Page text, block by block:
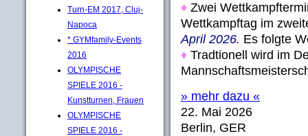
Turn-EM 2017, Cluj-
Napoca
* GYMfamily-Events
2016
OLYMPISCHE
SPIELE 2016 -
Kunstturnen, Frauen
OLYMPISCHE
SPIELE 2016 -
♦ Zwei
Wettkampftag im
April 2026. Es folgte
♦ Tradtionell wird im
» mehr dazu «
22. Mai 2026
Berlin, GER